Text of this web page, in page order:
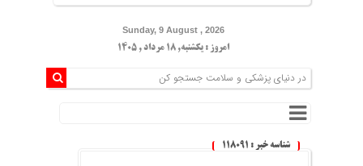
Sunday, 9 August , 2026
امروز : یکشنبه, ۱۸ مرداد , ۱۴۰۵
شناسه خبر : 118091